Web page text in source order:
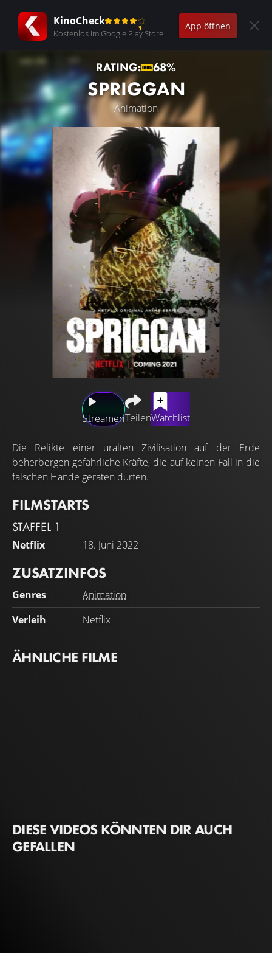
KinoCheck
Kostenlos im Google Play Store
App öffnen
RATING: 68%
SPRIGGAN
Animation
StreamenTeilenWatchlist
Die Relikte einer uralten Zivilisation auf der Erde
beherbergen gefährliche Kräfte, die auf keinen Fall in die
falschen Hände geraten dürfen.
FILMSTARTS
STAFFEL 1
Netflix 18. Juni 2022
ZUSATZINFOS
Genres
Animation
Verleih
Netflix
ÄHNLICHE FILME
DIESE VIDEOS KÖNNTEN DIR AUCH
GEFALLEN